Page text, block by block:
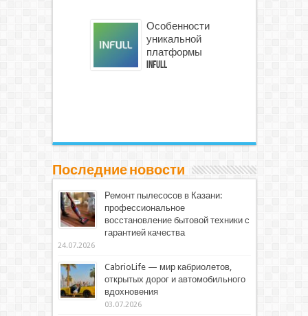
Особенности
уникальной
платформы
INFULL
Последние новости
Ремонт пылесосов в Казани:
профессиональное
восстановление бытовой техники с
гарантией качества
24.07.2026
CabrioLife — мир кабриолетов,
открытых дорог и автомобильного
вдохновения
03.07.2026